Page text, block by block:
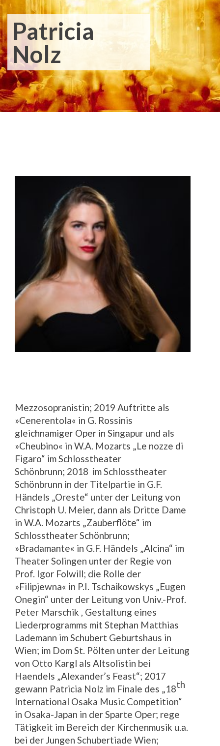
Patricia
Nolz
Mezzosopranistin; 2019 Auftritte als
»Cenerentola« in G. Rossinis
gleichnamiger Oper in Singapur und als
»Cheubino« in W.A. Mozarts „Le nozze di
Figaro“ im Schlosstheater
Schönbrunn; 2018 im Schlosstheater
Schönbrunn in der Titelpartie in G.F.
Händels „Oreste“ unter der Leitung von
Christoph U. Meier, dann als Dritte Dame
in W.A. Mozarts „Zauberflöte“ im
Schlosstheater Schönbrunn;
»Bradamante« in G.F. Händels „Alcina“ im
Theater Solingen unter der Regie von
Prof. Igor Folwill; die Rolle der
»Filipjewna« in P.I. Tschaikowskys „Eugen
Onegin“ unter der Leitung von Univ.-Prof.
Peter Marschik , Gestaltung eines
Liederprogramms mit Stephan Matthias
Lademann im Schubert Geburtshaus in
Wien; im Dom St. Pölten unter der Leitung
von Otto Kargl als Altsolistin bei
Haendels „Alexander’s Feast“; 2017
gewann Patricia Nolz im Finale des „18th
International Osaka Music Competition“
in Osaka-Japan in der Sparte Oper; rege
Tätigkeit im Bereich der Kirchenmusik u.a.
bei der Jungen Schubertiade Wien;